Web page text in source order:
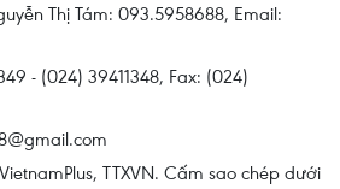
Thị Tám: 093.5958688, Email:
- (024) 39411348, Fax: (024)
TTXVN. Cấm sao chép dưới